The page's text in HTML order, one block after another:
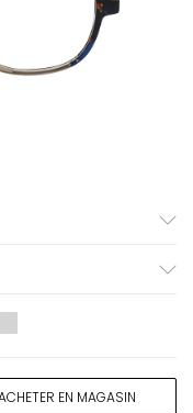
EN MAGASIN